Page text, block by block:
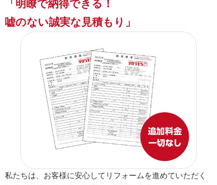
「明瞭で納得できる！
嘘のない誠実な見積もり」
私たちは、お客様に安心してリフォームを進めていただく